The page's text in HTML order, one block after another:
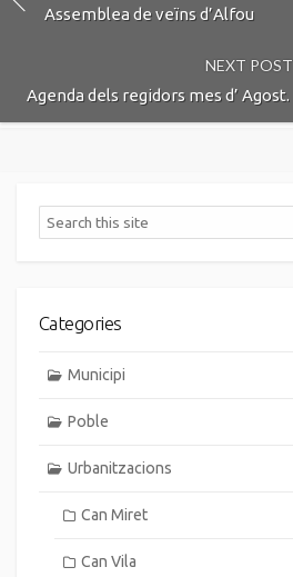
Assemblea de veïns d’Alfou
NEXT POST
Agenda dels regidors mes d’ Agost.
Search
Categories
Municipi
Poble
Urbanitzacions
Can Miret
Can Vila